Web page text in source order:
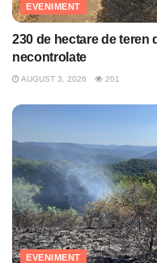
EVENIMENT
230 de hectare de teren
necontrolate
AUGUST 3, 2026 201
EVENIMENT